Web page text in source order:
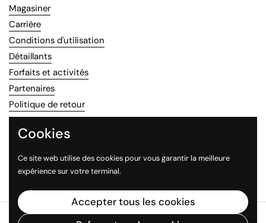
Magasiner
Carrière
Conditions d'utilisation
Détaillants
Forfaits et activités
Partenaires
Politique de retour
Recettes
Rechercher
Se déconnecter
Recettes professionnelles
Droits d'auteur © 2026TournevenT.
Cookies
Ce site web utilise des cookies pour vous garantir la meilleure
expérience sur votre terminal.
Accepter tous les cookies